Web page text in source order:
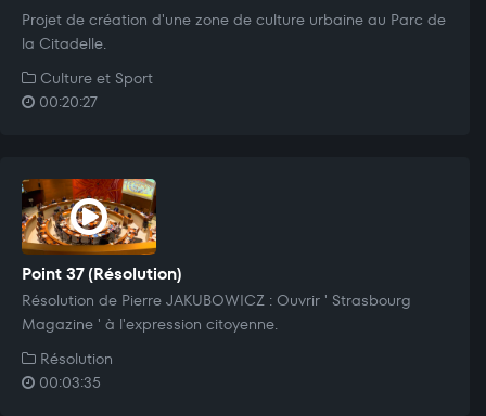
Projet de création d'une zone de culture urbaine au Parc de
la Citadelle.
Culture et Sport
00:20:27
Point 37 (Résolution)
Résolution de Pierre JAKUBOWICZ : Ouvrir ' Strasbourg
Magazine ' à l'expression citoyenne.
Résolution
00:03:35